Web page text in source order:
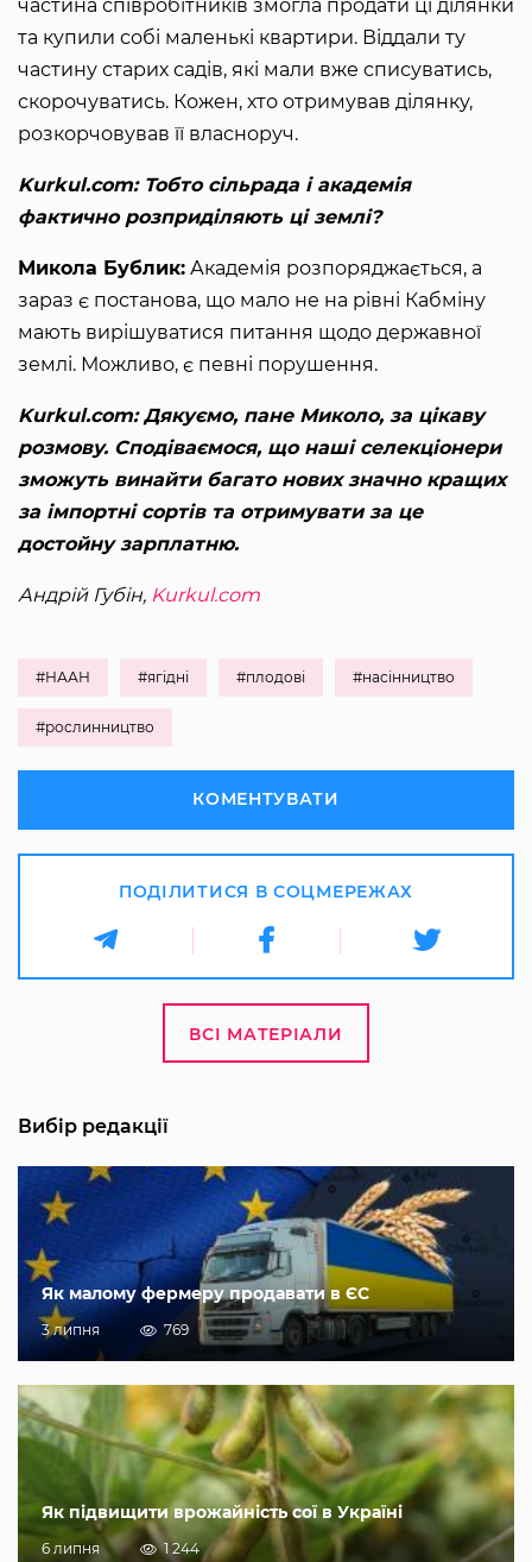
частина співробітників змогла продати ці ділянки
та купили собі маленькі квартири. Віддали ту
частину старих садів, які мали вже списуватись,
скорочуватись. Кожен, хто отримував ділянку,
розкорчовував її власноруч.
Kurkul.com: Тобто сільрада і академія
фактично розприділяють ці землі?
Микола Бублик: Академія розпоряджається, а
зараз є постанова, що мало не на рівні Кабміну
мають вирішуватися питання щодо державної
землі. Можливо, є певні порушення.
Kurkul.com: Дякуємо, пане Миколо, за цікаву
розмову. Сподіваємося, що наші селекціонери
зможуть винайти багато нових значно кращих
за імпортні сортів та отримувати за це
достойну зарплатню.
Андрій Губін, Kurkul.com
#НААН #ягідні #плодові #насінництво
#рослинництво
КОМЕНТУВАТИ
ПОДІЛИТИСЯ В СОЦМЕРЕЖАХ
ВСІ МАТЕРІАЛИ
Вибір редакції
Як малому фермеру продавати в ЄС
3 липня 769
Як підвищити врожайність сої в Україні
6 липня 1 244